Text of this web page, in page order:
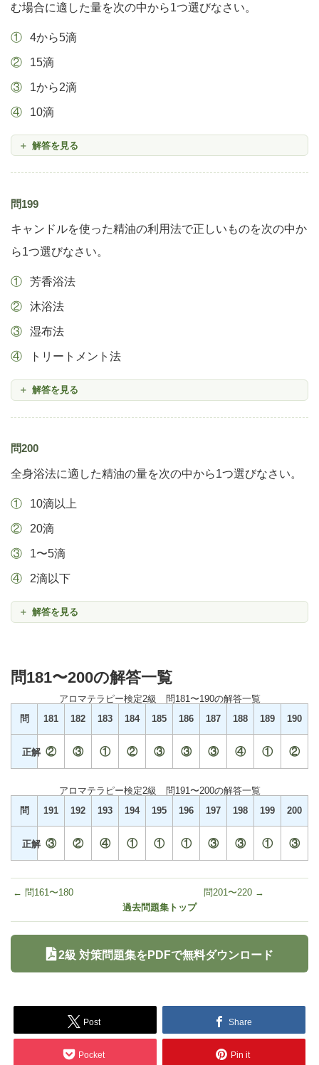
む場合に適した量を次の中から1つ選びなさい。
4から5滴
15滴
1から2滴
10滴
解答を見る
問199
キャンドルを使った精油の利用法で正しいものを次の中か
ら1つ選びなさい。
芳香浴法
沐浴法
湿布法
トリートメント法
解答を見る
問200
全身浴法に適した精油の量を次の中から1つ選びなさい。
10滴以上
20滴
1〜5滴
2滴以下
解答を見る
問181〜200の解答一覧
アロマテラピー検定2級 問181〜190の解答一覧
問
181 182 183 184 185 186 187 188 189 190
正解 ② ③ ① ② ③ ③ ③ ④ ① ②
アロマテラピー検定2級 問191〜200の解答一覧
問
191 192 193 194 195 196 197 198 199 200
正解 ③ ② ④ ① ① ① ③ ③ ① ③
← 問161〜180
過去問題集トップ
問201〜220 →
2級 対策問題集をPDFで無料ダウンロード
Post Share
Pocket Pin it